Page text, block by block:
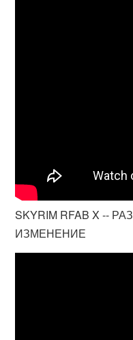
SKYRIM RFAB X --
ИЗМЕНЕНИЕ